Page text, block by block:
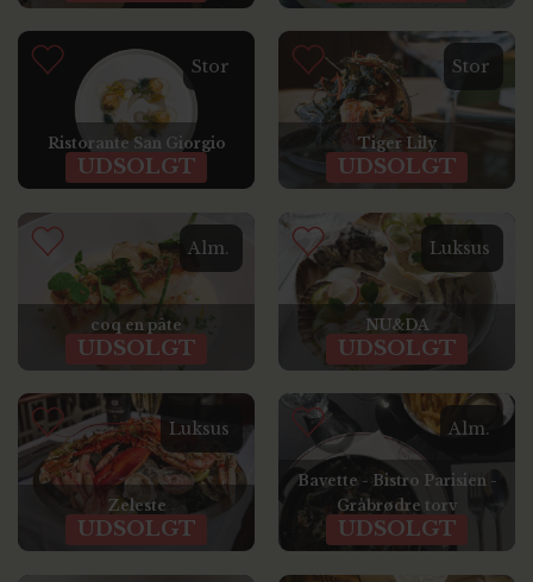
Luksus
NU&DA
UDSOLGT
Luksus
Zeleste
UDSOLGT
Stor
Ristorante San Giorgio
UDSOLGT
Stor
Tiger Lily
UDSOLGT
Alm.
coq en pâte
UDSOLGT
Alm.
Bavette - Bistro Parisien -
Gråbrødre torv
UDSOLGT